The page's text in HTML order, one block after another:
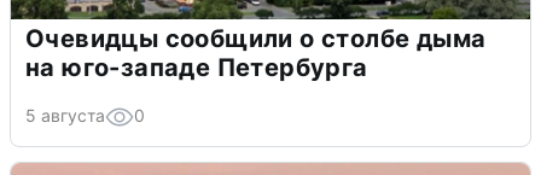
Очевидцы сообщили о столбе дыма
на юго-западе Петербурга
5 августа 0